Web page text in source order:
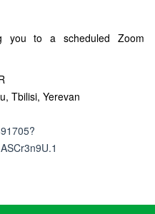
you to a scheduled Zoom
Tbilisi, Yerevan